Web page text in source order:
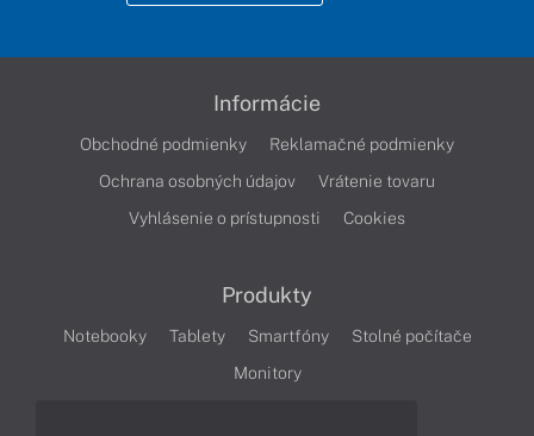
Informácie
Obchodné podmienky
Reklamačné podmienky
Ochrana osobných údajov
Vrátenie tovaru
Vyhlásenie o prístupnosti
Cookies
Produkty
Notebooky Tablety Smartfóny
Stolné počítače
Monitory